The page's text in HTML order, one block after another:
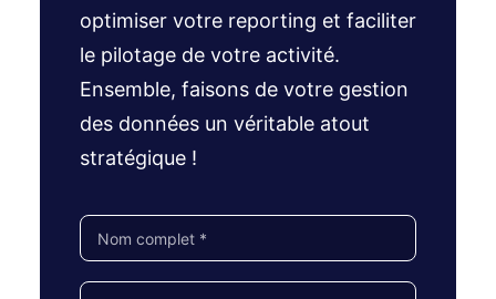
optimiser votre reporting et faciliter
le pilotage de votre activité.
Ensemble, faisons de votre gestion
des données un véritable atout
stratégique !